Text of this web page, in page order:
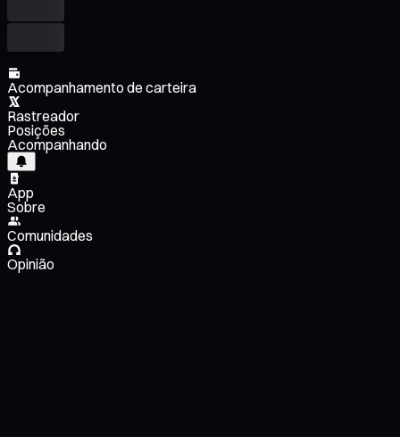
Acompanhamento de carteira
Rastreador
Posições
Acompanhando
App
Sobre
Comunidades
Opinião